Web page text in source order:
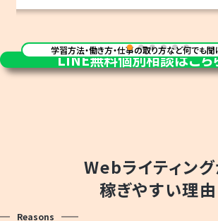
学習方法・働き方・仕事の取り方など何でも聞
LINE無料個別相談はこち
Webライティン
稼ぎやすい理由
Reasons